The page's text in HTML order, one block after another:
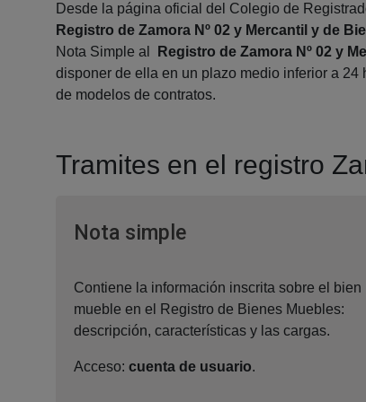
Desde la página oficial del Colegio de
Registro de Zamora Nº 02 y Mercantil y de
Nota Simple al
Registro de Zamora Nº 02 y
disponer de ella en un plazo medio inferior a
de modelos de contratos.
Tramites en el registro
Nota simpleVentana nueva
Contiene la información inscrita sobre el bien
mueble en el Registro de Bienes Muebles:
descripción, características y las cargas.
Acceso: cuenta de usuario.